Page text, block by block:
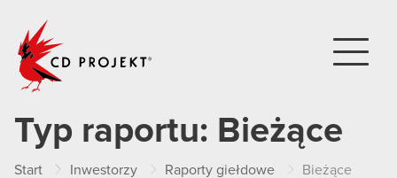
Typ raportu: Bieżące
Start Inwestorzy Raporty giełdowe Bieżące